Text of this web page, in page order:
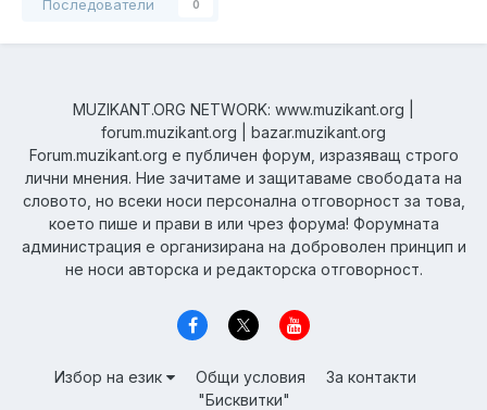
Последователи 0
MUZIKANT.ORG NETWORK: www.muzikant.org |
forum.muzikant.org | bazar.muzikant.org
Forum.muzikant.org е публичен форум, изразяващ строго
лични мнения. Ние зачитаме и защитаваме свободата на
словото, но всеки носи персонална отговорност за това,
което пише и прави в или чрез форума! Форумната
администрация е организирана на доброволен принцип и
не носи авторска и редакторска отговорност.
Избор на език Общи условия
За контакти
"Бисквитки"